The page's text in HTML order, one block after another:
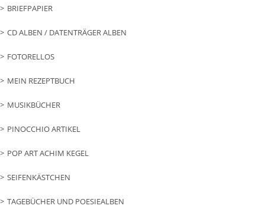
BRIEFPAPIER
CD ALBEN / DATENTRÄGER ALBEN
FOTORELLOS
MEIN REZEPTBUCH
MUSIKBÜCHER
PINOCCHIO ARTIKEL
POP ART ACHIM KEGEL
SEIFENKÄSTCHEN
TAGEBÜCHER UND POESIEALBEN